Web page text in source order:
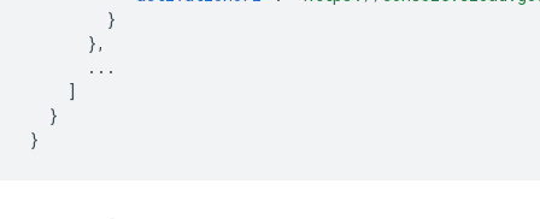
}
},
...
]
}
}